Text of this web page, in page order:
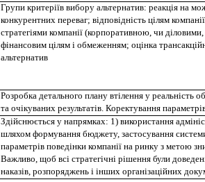
Групи критеріїв вибору альтернатив: реакція на
конкурентних переваг; відповідність цілям
стратегіями компанії (корпоративною, чи
фінансовим цілям і обмеженням; оцінка
альтернатив
Розробка детального плану втілення у реальність
та очікуваних результатів. Коректування
Здійснюється у напрямках: 1) використання
шляхом формування бюджету, застосування
параметрів поведінки компанії на ринку з метою
Важливо, щоб всі стратегічні рішення були
наказів, розпоряджень і інших організаційних